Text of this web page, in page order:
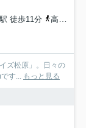
徒歩11分 高徳線「徳島」駅 徒歩30分
ズ松原」。日々の
す...
もっと見る